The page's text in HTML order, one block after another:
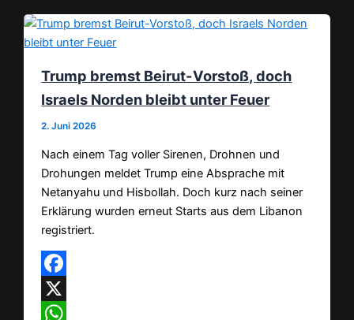
Trump bremst Beirut-Vorstoß, doch
Israels Norden bleibt unter Feuer
2. Juni 2026
Nach einem Tag voller Sirenen, Drohnen und
Drohungen meldet Trump eine Absprache mit
Netanyahu und Hisbollah. Doch kurz nach seiner
Erklärung wurden erneut Starts aus dem Libanon
registriert.
Facebook
X